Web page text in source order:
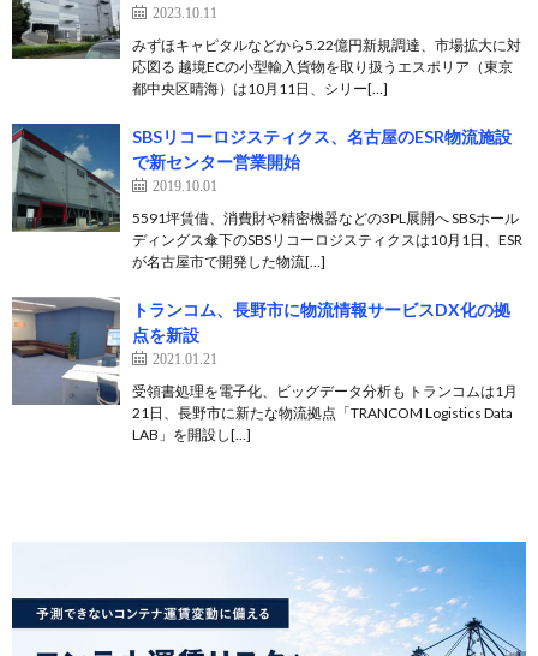
2023.10.11
みずほキャピタルなどから5.22億円新規調達、市場拡大に対
応図る 越境ECの小型輸入貨物を取り扱うエスポリア（東京
都中央区晴海）は10月11日、シリー[…]
SBSリコーロジスティクス、名古屋のESR物流施設
で新センター営業開始
2019.10.01
5591坪賃借、消費財や精密機器などの3PL展開へ SBSホール
ディングス傘下のSBSリコーロジスティクスは10月1日、ESR
が名古屋市で開発した物流[…]
トランコム、長野市に物流情報サービスDX化の拠
点を新設
2021.01.21
受領書処理を電子化、ビッグデータ分析も トランコムは1月
21日、長野市に新たな物流拠点「TRANCOM Logistics Data
LAB」を開設し[…]